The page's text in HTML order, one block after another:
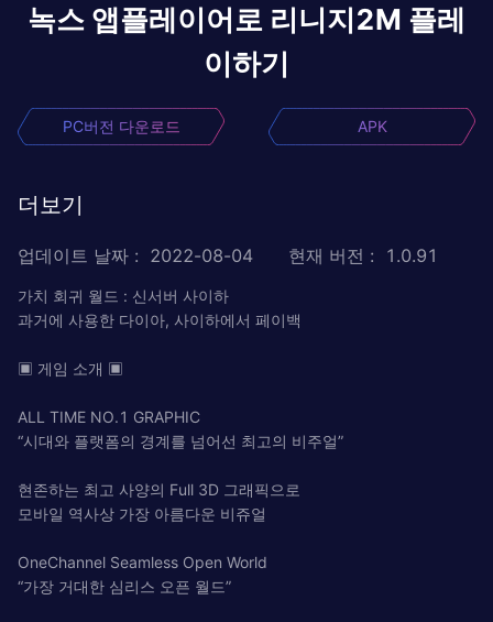
녹스 앱플레이어로 리니지2M 플레
이하기
PC버전 다운로드 APK
더보기
업데이트 날짜 : 2022-08-04 현재 버전 : 1.0.91
가치 회귀 월드 : 신서버 사이하
과거에 사용한 다이아, 사이하에서 페이백
▣ 게임 소개 ▣
ALL TIME NO.1 GRAPHIC
“시대와 플랫폼의 경계를 넘어선 최고의 비주얼”
현존하는 최고 사양의 Full 3D 그래픽으로
모바일 역사상 가장 아름다운 비쥬얼
OneChannel Seamless Open World
“가장 거대한 심리스 오픈 월드”